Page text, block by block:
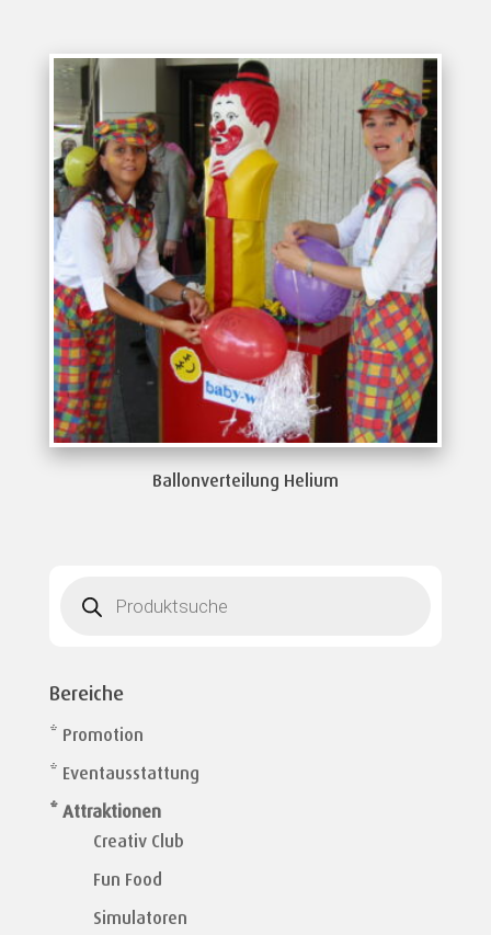
Ballonverteilung Helium
search
Bereiche
* Promotion
* Eventausstattung
* Attraktionen
Creativ Club
Fun Food
Simulatoren